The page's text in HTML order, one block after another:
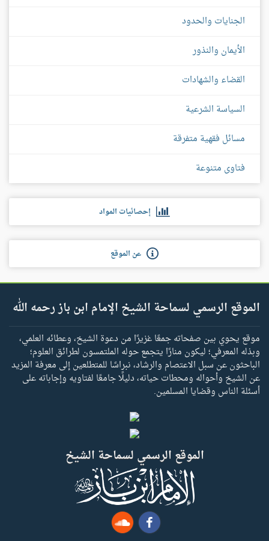
الجنايات والحدود
الأيمان والنذور
القضاء والشهادات
السياسة الشرعية
مسائل فقهية متفرقة
فتاوى متنوعة
إحصائيات المواد
عن الموقع
الموقع الرسمي لسماحة الشيخ الإمام ابن باز رحمه الله
موقع يحوي بين صفحاته جمعًا غزيرًا من دعوة الشيخ، وعطائه العلمي،
وبذله المعرفي؛ ليكون منارًا يتجمع حوله الملتمسون لطرائق العلوم؛
الباحثون عن سبل الاعتصام والرشاد، نبراسًا للمتطلعين إلى معرفة المزيد
عن الشيخ وأحواله ومحطات حياته، دليلًا جامعًا لفتاويه وإجاباته على
أسئلة الناس وقضايا المسلمين.
الموقع الرسمي لسماحة الشيخ